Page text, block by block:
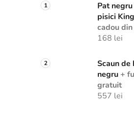
Pat
pisici
cadou
168 lei
Scaun de
negru +
gratuit
557 lei